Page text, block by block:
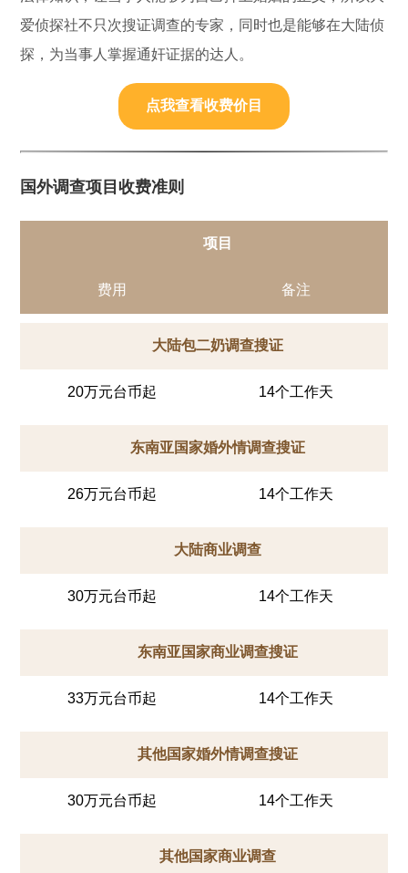
爱侦探社不只次搜证调查的专家，同时也是能够在大陆侦
探，为当事人掌握通奸证据的达人。
点我查看收费价目
国外调查项目收费准则
项目
费用 备注
大陆包二奶调查搜证
20万元台币起 14个工作天
东南亚国家婚外情调查搜证
26万元台币起 14个工作天
大陆商业调查
30万元台币起 14个工作天
东南亚国家商业调查搜证
33万元台币起 14个工作天
其他国家婚外情调查搜证
30万元台币起 14个工作天
其他国家商业调查